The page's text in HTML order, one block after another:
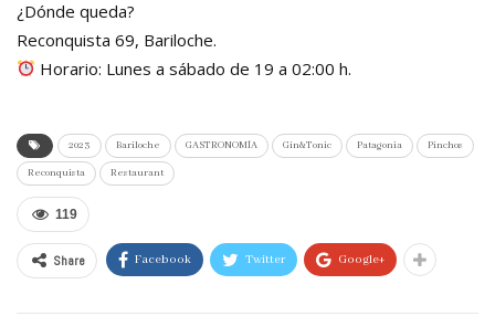
¿Dónde queda?
Reconquista 69, Bariloche.
Horario: Lunes a sábado de 19 a 02:00 h.
2023 Bariloche GASTRONOMÍA Gin&Tonic Patagonia Pinchos
Reconquista Restaurant
119
Share Facebook Twitter Google+